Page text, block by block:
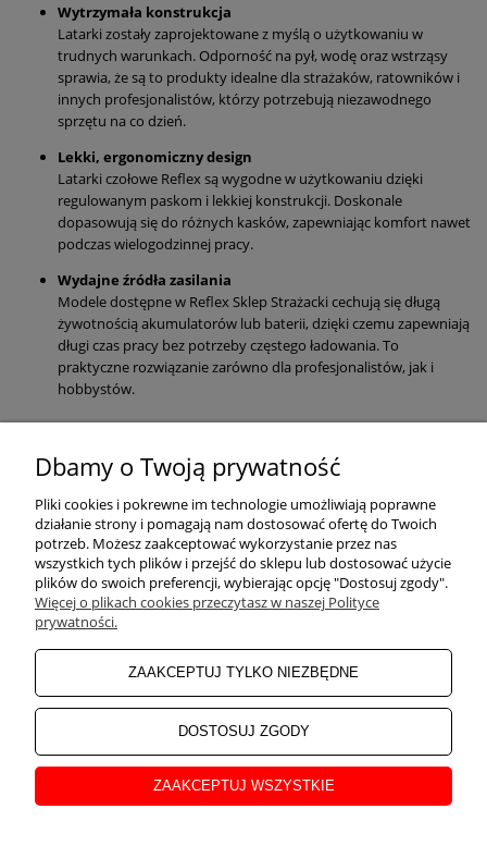
Wytrzymała konstrukcja
Latarki zostały zaprojektowane z myślą o użytkowaniu w
trudnych warunkach. Odporność na pył, wodę oraz wstrząsy
sprawia, że są to produkty idealne dla strażaków, ratowników i
innych profesjonalistów, którzy potrzebują niezawodnego
sprzętu na co dzień.
Lekki, ergonomiczny design
Latarki czołowe Reflex są wygodne w użytkowaniu dzięki
regulowanym paskom i lekkiej konstrukcji. Doskonale
dopasowują się do różnych kasków, zapewniając komfort nawet
podczas wielogodzinnej pracy.
Wydajne źródła zasilania
Modele dostępne w Reflex Sklep Strażacki cechują się długą
żywotnością akumulatorów lub baterii, dzięki czemu zapewniają
długi czas pracy bez potrzeby częstego ładowania. To
praktyczne rozwiązanie zarówno dla profesjonalistów, jak i
hobbystów.
POMOC
ZAKUPY
MOJE KONTO
INFORMACJE
O NAS
Dbamy o Twoją prywatność
Pliki cookies i pokrewne im technologie umożliwiają poprawne
działanie strony i pomagają nam dostosować ofertę do Twoich
potrzeb. Możesz zaakceptować wykorzystanie przez nas
wszystkich tych plików i przejść do sklepu lub dostosować użycie
plików do swoich preferencji, wybierając opcję "Dostosuj zgody".
Więcej o plikach cookies przeczytasz w naszej Polityce
prywatności.
ZAAKCEPTUJ TYLKO NIEZBĘDNE
DOSTOSUJ ZGODY
ZAAKCEPTUJ WSZYSTKIE